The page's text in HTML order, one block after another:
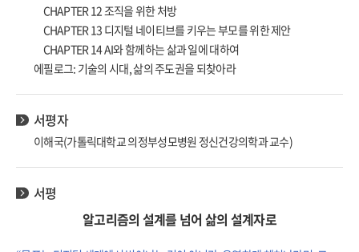
CHAPTER 12 조직을 위한 처방
CHAPTER 13 디지털 네이티브를 키우는 부모를 위한 제안
CHAPTER 14 AI와 함께하는 삶과 일에 대하여
에필로그: 기술의 시대, 삶의 주도권을 되찾아라
서평자
이해국(가톨릭대학교 의정부성모병원 정신건강의학과 교수)
서평
알고리즘의 설계를 넘어 삶의 설계자로